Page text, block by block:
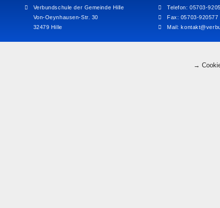
Verbundschule der Gemeinde Hille
Von-Oeynhausen-Str. 30
32479 Hille
Telefon: 05703-
Fax: 05703-920577
Mail:
→